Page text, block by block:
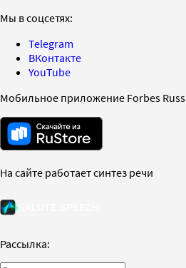
Мы в соцсетях:
Telegram
ВКонтакте
YouTube
Мобильное приложение Forbes
На сайте работает синтез речи
Рассылка: